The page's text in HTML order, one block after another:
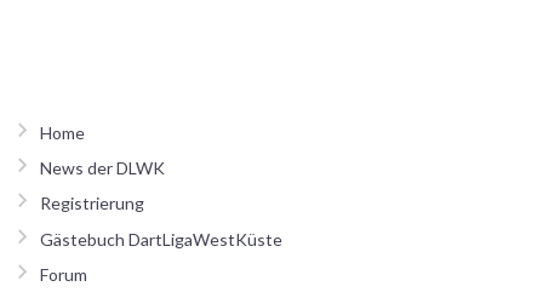
Home
News der DLWK
Registrierung
Gästebuch DartLigaWestKüste
Forum